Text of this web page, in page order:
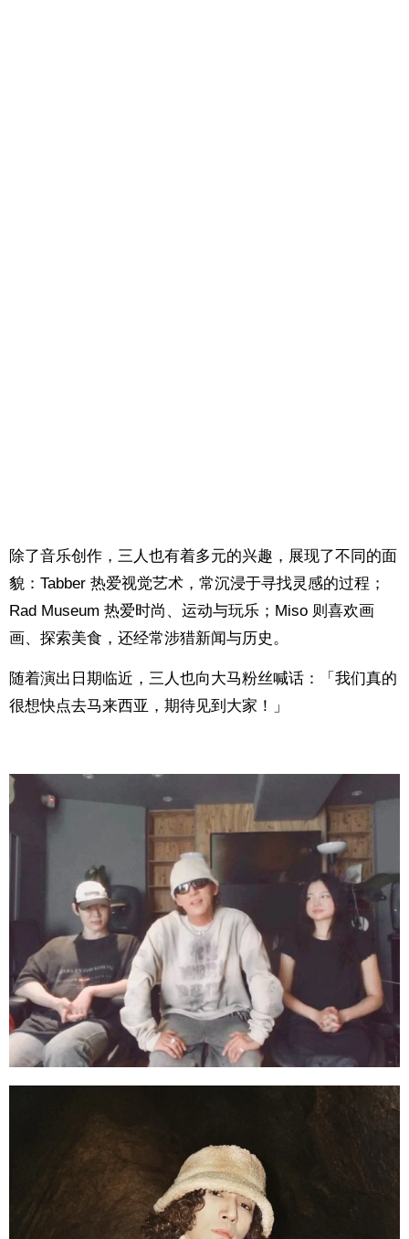
除了音乐创作，三人也有着多元的兴趣，展现了不同的面
貌：Tabber 热爱视觉艺术，常沉浸于寻找灵感的过程；
Rad Museum 热爱时尚、运动与玩乐；Miso 则喜欢画
画、探索美食，还经常涉猎新闻与历史。
随着演出日期临近，三人也向大马粉丝喊话：「我们真的
很想快点去马来西亚，期待见到大家！」